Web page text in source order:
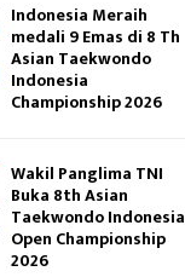
Indonesia Meraih
medali 9 Emas di 8 Th
Asian Taekwondo
Indonesia
Championship 2026
Wakil Panglima TNI
Buka 8th Asian
Taekwondo Indonesia
Open Championship
2026